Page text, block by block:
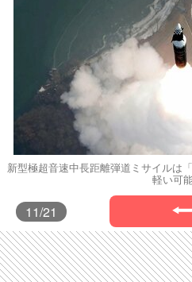
新型極超音速中長距離弾道ミサイルは
軽い可
11/21